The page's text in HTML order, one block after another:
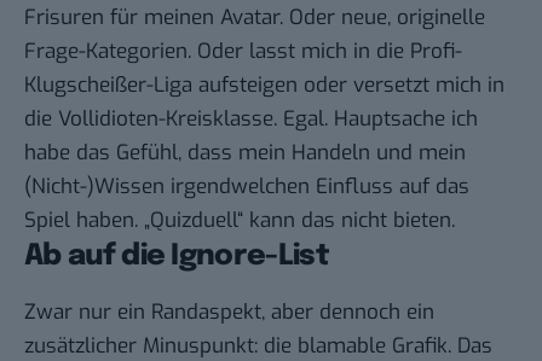
Frisuren für meinen Avatar. Oder neue, originelle
Frage-Kategorien. Oder lasst mich in die Profi-
Klugscheißer-Liga aufsteigen oder versetzt mich in
die Vollidioten-Kreisklasse. Egal. Hauptsache ich
habe das Gefühl, dass mein Handeln und mein
(Nicht-)Wissen irgendwelchen Einfluss auf das
Spiel haben. „Quizduell“ kann das nicht bieten.
Ab auf die Ignore-List
Zwar nur ein Randaspekt, aber dennoch ein
zusätzlicher Minuspunkt: die blamable Grafik. Das